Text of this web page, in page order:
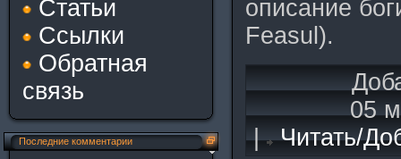
Статьи
Ссылки
Обратная
связь
Последние комментарии
описание
Feasul).
05
| Читать/